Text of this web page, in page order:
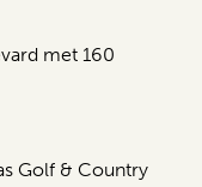
met 160
Golf & Country